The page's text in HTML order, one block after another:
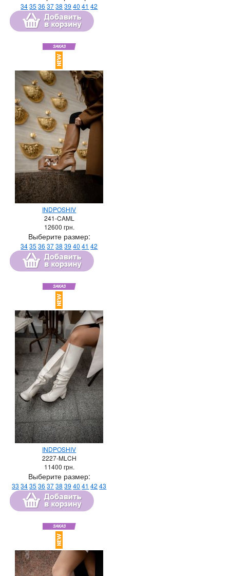
3435 36 3738 39 40 41 42
INDPOSHIV
241-CAML
12600 грн.
Выберите размер:
3435 36 3738 39 40 41 42
INDPOSHIV
2227-MLCH
11400 грн.
Выберите размер:
33 3435 36 3738 39 40 41 42 43